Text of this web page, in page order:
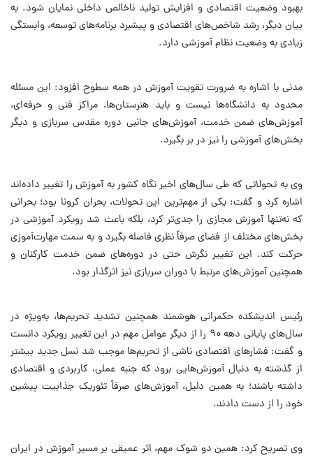
بهبود وضعیت اقتصادی و افزایش تولید ناخالص داخلی نمایان شود. به
بیان دیگر، رشد شاخص‌های اقتصادی و پیشبرد برنامه‌های توسعه، وابستگی
زیادی به وضعیت نظام آموزشی دارد.
مدنی با اشاره به ضرورت تقویت آموزش در همه سطوح افزود: این مسئله
محدود به دانشگاه‌ها نیست و باید هنرستان‌ها، مراکز فنی و حرفه‌ای،
آموزش‌های ضمن خدمت، آموزش‌های جانبی دوره مقدس سربازی و دیگر
بخش‌های آموزشی را نیز در بر بگیرد.
وی به تحولاتی که طی سال‌های اخیر نگاه کشور به آموزش را تغییر داده‌اند
اشاره کرد و گفت: یکی از مهم‌ترین این تحولات، بحران کرونا بود؛ بحرانی
که نه‌تنها آموزش مجازی را جدی‌تر کرد، بلکه باعث شد رویکرد آموزشی در
بخش‌های مختلف از فضای صرفاً نظری فاصله بگیرد و به سمت مهارت‌آموزی
حرکت کند. این تغییر نگرش حتی در دوره‌های ضمن خدمت کارکنان و
همچنین آموزش‌های مرتبط با دوران سربازی نیز اثرگذار بود.
رئیس اندیشکده حکمرانی هوشمند همچنین تشدید تحریم‌ها، به‌ویژه در
سال‌های پایانی دهه ۹۰ را از دیگر عوامل مهم در این تغییر رویکرد دانست
و گفت: فشارهای اقتصادی ناشی از تحریم‌ها موجب شد نسل جدید بیشتر
از گذشته به دنبال آموزش‌هایی برود که جنبه عملی، کاربردی و اقتصادی
داشته باشند؛ به همین دلیل، آموزش‌های صرفاً تئوریک جذابیت پیشین
خود را از دست دادند.
وی تصریح کرد: همین دو شوک مهم، اثر عمیقی بر مسیر آموزش در ایران